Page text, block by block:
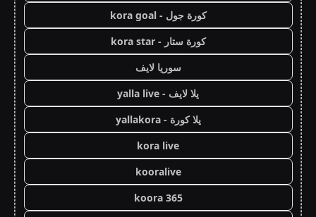
كورة جول - kora goal
كورة ستار - kora star
سوريا لايف
يلا لايف - yalla live
يلا كورة - yallakora
kora live
kooralive
koora 365